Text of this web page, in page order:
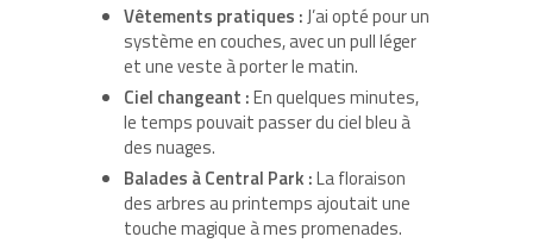
Vêtements pratiques :J’ai opté pour un
système en couches, avec un pull léger
et une veste à porter le matin.
Ciel changeant :En quelques minutes,
le temps pouvait passer du ciel bleu à
des nuages.
Balades à Central Park :La floraison
des arbres au printemps ajoutait une
touche magique à mes promenades.